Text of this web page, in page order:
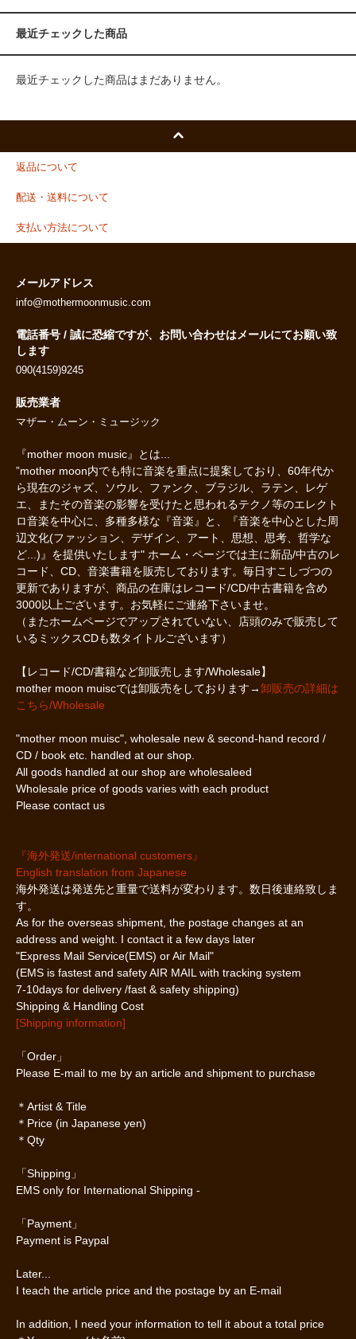
最近チェックした商品
最近チェックした商品はまだありません。
返品について
配送・送料について
支払い方法について
メールアドレス
info@mothermoonmusic.com
電話番号 / 誠に恐縮ですが、お問い合わせはメールにてお願い致
します
090(4159)9245
販売業者
マザー・ムーン・ミュージック
『mother moon music』とは...
”mother moon内でも特に音楽を重点に提案しており、60年代か
ら現在のジャズ、ソウル、ファンク、ブラジル、ラテン、レゲ
エ、またその音楽の影響を受けたと思われるテクノ等のエレクト
ロ音楽を中心に、多種多様な『音楽』と、『音楽を中心とした周
辺文化(ファッション、デザイン、アート、思想、思考、哲学な
ど...)』を提供いたします" ホーム・ページでは主に新品/中古のレ
コード、CD、音楽書籍を販売しております。毎日すこしづつの
更新でありますが、商品の在庫はレコード/CD/中古書籍を含め
3000以上ございます。お気軽にご連絡下さいませ。
（またホームページでアップされていない、店頭のみで販売して
いるミックスCDも数タイトルございます）
【レコード/CD/書籍など卸販売します/Wholesale】
mother moon muiscでは卸販売をしております→卸販売の詳細は
こちら/Wholesale
"mother moon muisc", wholesale new & second-hand record /
CD / book etc. handled at our shop.
All goods handled at our shop are wholesaleed
Wholesale price of goods varies with each product
Please contact us
『海外発送/international customers』
English translation from Japanese
海外発送は発送先と重量で送料が変わります。数日後連絡致しま
す。
As for the overseas shipment, the postage changes at an
address and weight. I contact it a few days later
"Express Mail Service(EMS) or Air Mail"
(EMS is fastest and safety AIR MAIL with tracking system
7-10days for delivery /fast & safety shipping)
Shipping & Handling Cost
[Shipping information]
「Order」
Please E-mail to me by an article and shipment to purchase
＊Artist & Title
＊Price (in Japanese yen)
＊Qty
「Shipping」
EMS only for International Shipping -
「Payment」
Payment is Paypal
Later...
I teach the article price and the postage by an E-mail
In addition, I need your information to tell it about a total price